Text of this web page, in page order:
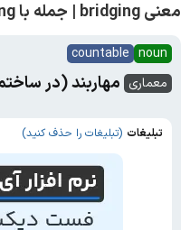
معنی bridging | جمله با bridging
noun
countable
معماری مهاربند (در
تبلیغات (تبلیغات را حذف کنید)